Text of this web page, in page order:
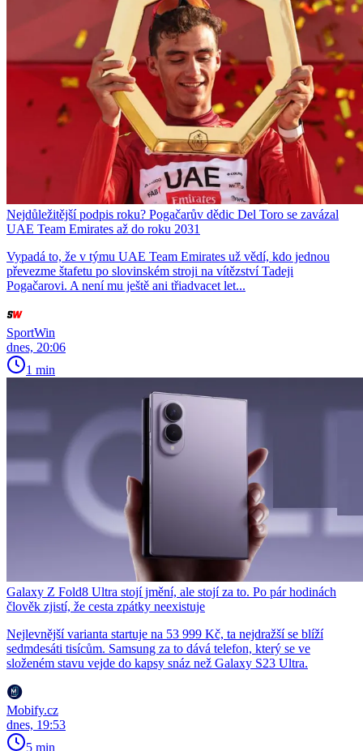
Nejdůležitější podpis roku? Pogačarův dědic Del Toro se zavázal
UAE Team Emirates až do roku 2031
Vypadá to, že v týmu UAE Team Emirates už vědí, kdo jednou
převezme štafetu po slovinském stroji na vítězství Tadeji
Pogačarovi. A není mu ještě ani třiadvacet let...
SportWin
dnes, 20:06
1 min
Galaxy Z Fold8 Ultra stojí jmění, ale stojí za to. Po pár hodinách
člověk zjistí, že cesta zpátky neexistuje
Nejlevnější varianta startuje na 53 999 Kč, ta nejdražší se blíží
sedmdesáti tisícům. Samsung za to dává telefon, který se ve
složeném stavu vejde do kapsy snáz než Galaxy S23 Ultra.
Mobify.cz
dnes, 19:53
5 min